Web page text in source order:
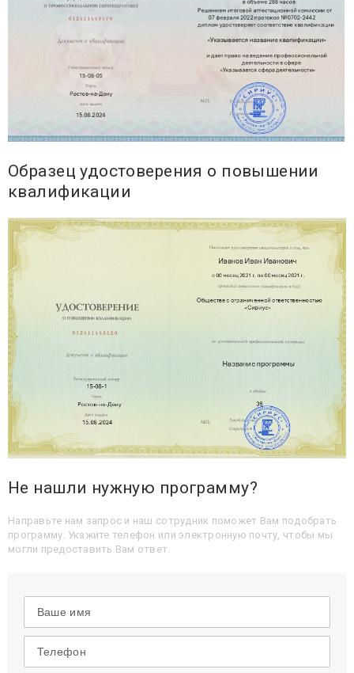
Образец удостоверения о повышении
квалификации
Не нашли нужную программу?
Направьте нам запрос и наш сотрудник поможет Вам подобрать
программу. Укажите телефон или электронную почту, чтобы мы
могли предоставить Вам ответ.